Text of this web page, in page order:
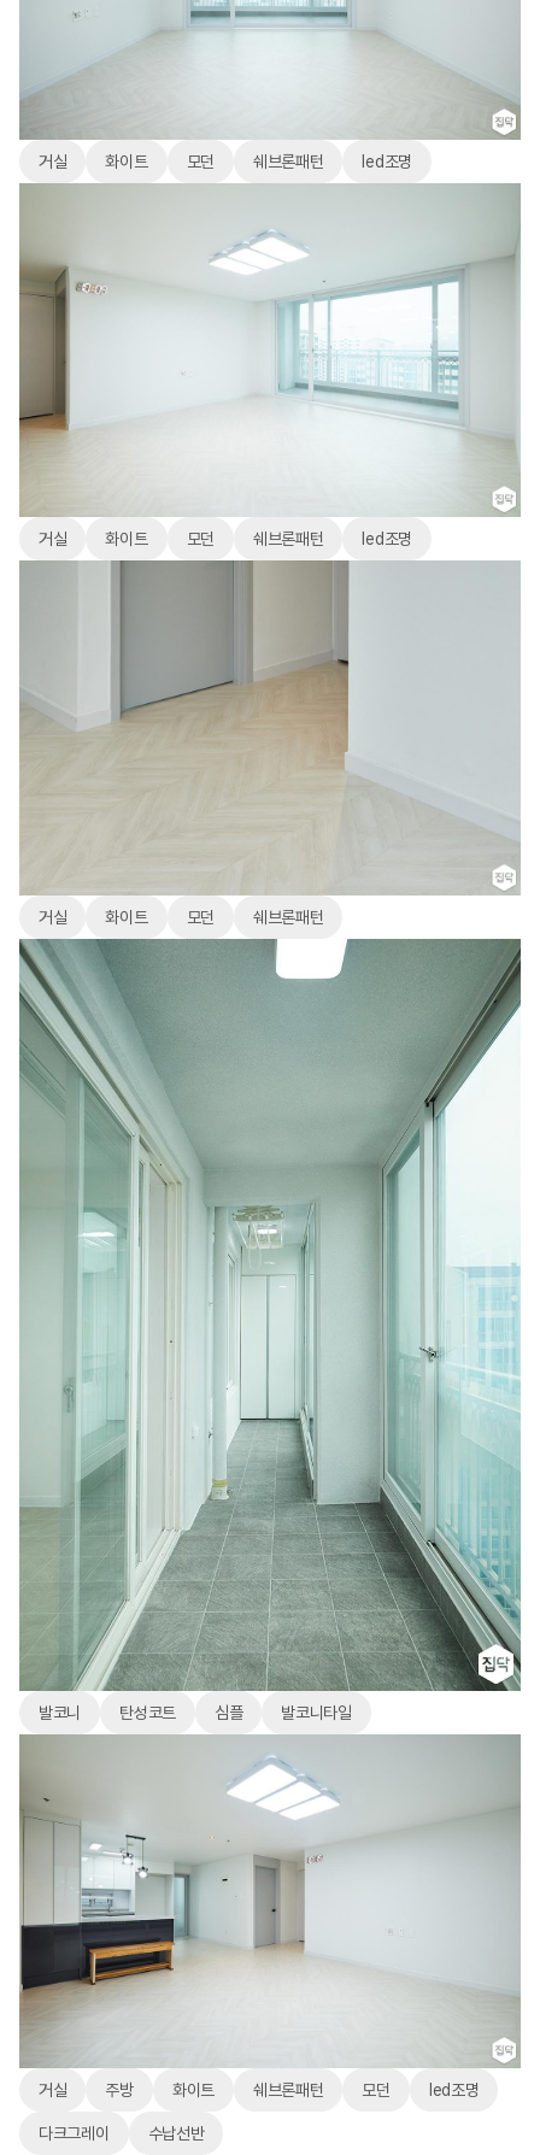
거실 화이트 모던 쉐브론패턴 led조명
거실 화이트 모던 쉐브론패턴 led조명
거실 화이트 모던 쉐브론패턴
발코니 탄성코트 심플 발코니타일
거실 주방 화이트 쉐브론패턴 모던 led조명
다크그레이 수납선반